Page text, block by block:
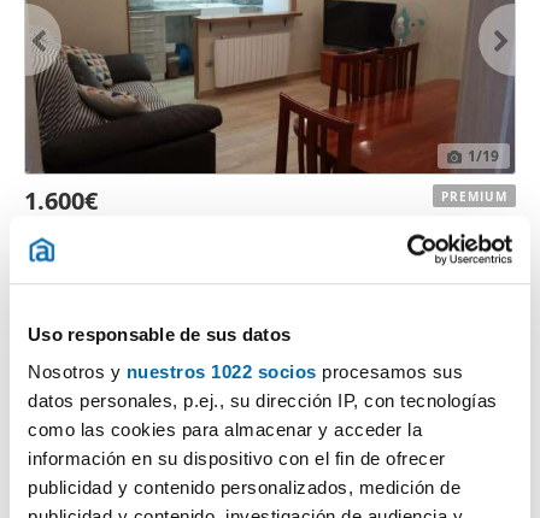
Uso responsable de sus datos
Nosotros y nuestros 1022 socios procesamos sus
datos personales, p.ej., su dirección IP, con tecnologías
como las cookies para almacenar y acceder la
información en su dispositivo con el fin de ofrecer
publicidad y contenido personalizados, medición de
1/19
1.600€
188m
PREMIUM